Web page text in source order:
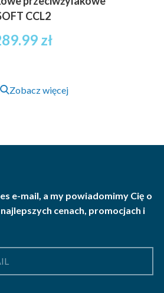
CCL2
zł
Ten
produkt
na
stronie
Zobacz więcej
e-mail, a my powiadomimy Cię o
cenach, promocjach i